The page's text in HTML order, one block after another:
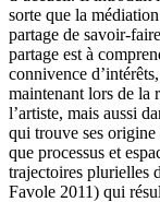
sorte que la
partage de savoir-
partage est à
connivence
maintenant lors de la
l’artiste, mais aussi
qui trouve ses origine
que processus et
trajectoires plurielles
Favole 2011) qui